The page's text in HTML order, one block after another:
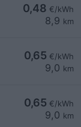
0,48 €/kWh
8,9 km
0,65 €/kWh
9,0 km
0,65 €/kWh
9,0 km